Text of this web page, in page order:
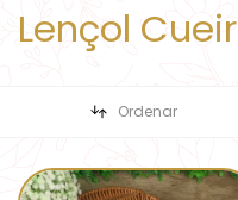
Lençol
Ordenar